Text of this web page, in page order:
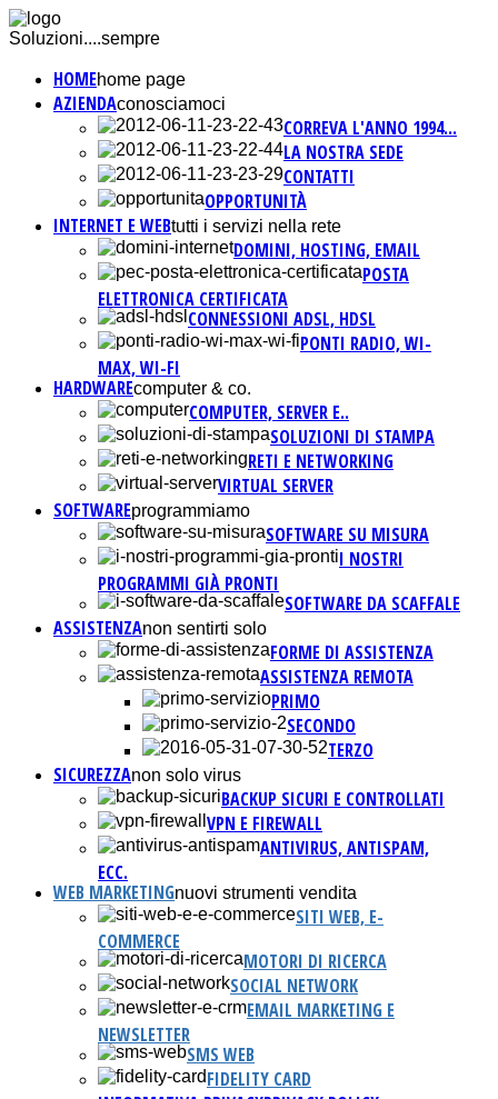
Soluzioni....sempre
HOMEhome page
AZIENDAconosciamoci
CORREVA L'ANNO 1994...
LA NOSTRA SEDE
CONTATTI
OPPORTUNITÀ
INTERNET E WEBtutti i servizi nella rete
DOMINI, HOSTING, EMAIL
POSTA
ELETTRONICA CERTIFICATA
CONNESSIONI ADSL, HDSL
PONTI RADIO, WI-
MAX, WI-FI
HARDWAREcomputer & co.
COMPUTER, SERVER E..
SOLUZIONI DI STAMPA
RETI E NETWORKING
VIRTUAL SERVER
SOFTWAREprogrammiamo
SOFTWARE SU MISURA
I NOSTRI
PROGRAMMI GIÀ PRONTI
SOFTWARE DA SCAFFALE
ASSISTENZAnon sentirti solo
FORME DI ASSISTENZA
ASSISTENZA REMOTA
PRIMO
SECONDO
TERZO
SICUREZZAnon solo virus
BACKUP SICURI E CONTROLLATI
VPN E FIREWALL
ANTIVIRUS, ANTISPAM,
ECC.
WEB MARKETINGnuovi strumenti vendita
SITI WEB, E-
COMMERCE
MOTORI DI RICERCA
SOCIAL NETWORK
EMAIL MARKETING E
NEWSLETTER
SMS WEB
FIDELITY CARD